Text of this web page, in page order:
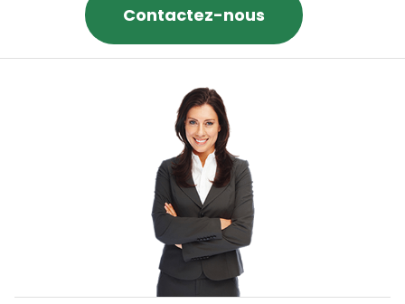
Contactez-nous